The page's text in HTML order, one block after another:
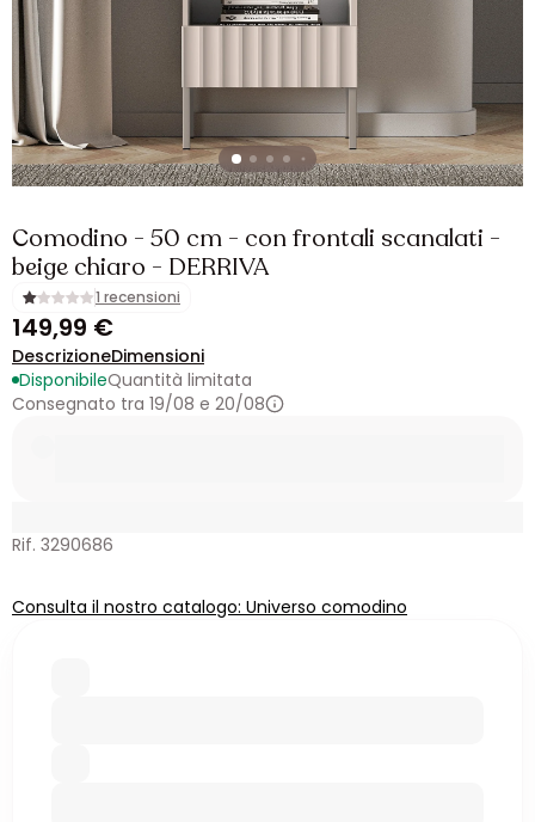
Comodino - 50 cm - con frontali scanalati -
beige chiaro - DERRIVA
1 recensioni
149,99 €
DescrizioneDimensioni
DisponibileQuantità limitata
Consegnato tra 19/08 e 20/08
Rif. 3290686
Consulta il nostro catalogo: Universo comodino